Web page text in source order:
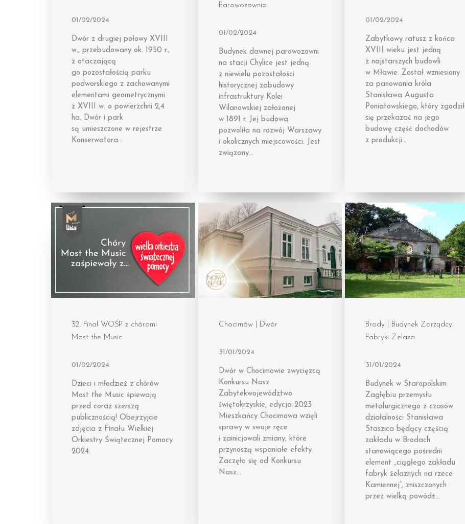
01/02/2024
Dwór z drugiej połowy XVIII
w., przebudowany ok. 1950 r.,
z otaczającą
go pozostałością parku
podworskiego z zachowanymi
elementami geometrycznymi
z XVIII w. o powierzchni 2,4
ha. Dwór i park
są umieszczone w rejestrze
Konserwatora…
Parowozownia
01/02/2024
Budynek dawnej parowozowni
na stacji Chylice jest jedną
z niewielu pozostałości
historycznej zabudowy
infrastruktury Kolei
Wilanowskiej założonej
w 1891 r. Jej budowa
pozwoliła na rozwój Warszawy
i okolicznych miejscowości. Jest
związany…
01/02/2024
Zabytkowy ratusz z końca
XVIII wieku jest jedną
z najstarszych budowli
w Mławie. Został wzniesiony
za panowania króla
Stanisława Augusta
Poniatowskiego, który zgodził
się przekazać na jego
budowę część dochodów
z produkcji…
32. Finał WOŚP z chórami
Most the Music
01/02/2024
Dzieci i młodzież z chórów
Most the Music śpiewają
przed coraz szerszą
publicznością! Obejrzyjcie
zdjęcia z Finału Wielkiej
Orkiestry Świątecznej Pomocy
2024.
Chocimów | Dwór
31/01/2024
Dwór w Chocimowie zwycięzcą
Konkursu Nasz
Zabytekwojewództwo
świętokrzyskie, edycja 2023
Mieszkańcy Chocimowa wzięli
sprawy w swoje ręce
i zainicjowali zmiany, które
przynoszą wspaniałe efekty.
Zaczęło się od Konkursu
Nasz…
Brody | Budynek Zarządcy
Fabryki Żelaza
31/01/2024
Budynek w Staropolskim
Zagłębiu przemysłu
metalurgicznego z czasów
działalności Stanisława
Staszica będący częścią
zakładu w Brodach
stanowiącego pośredni
element „ciągłego zakładu
fabryk żelaznych na rzece
Kamiennej”, zniszczonych
przez wielką powódź…